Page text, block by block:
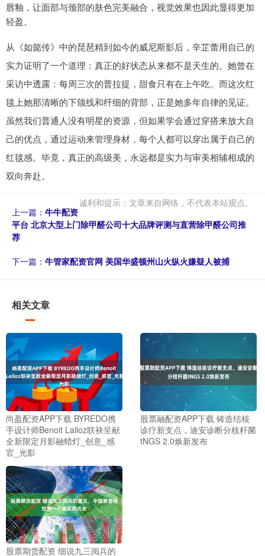
唇釉，让面部与颈部的肤色完美融合，视觉效果也因此显得更加
轻盈。
从《如懿传》中的琵琶精到如今的威尼斯影后，辛芷蕾用自己的
实力证明了一个道理：真正的好状态从来都不是天生的。她曾在
采访中透露：每周三次的普拉提，甜食只有在上午吃。而这次红
毯上她那清晰的下颌线和纤细的背部，正是她多年自律的见证。
虽然我们普通人没有明星的资源，但如果学会通过穿搭来放大自
己的优点，通过运动来管理身材，每个人都可以穿出属于自己的
红毯感。毕竟，真正的高级美，永远都是实力与审美相辅相成的
双向奔赴。
诚利和提示：文章来自网络，不代表本站观点。
上一篇： 牛牛配资
平台 北京大型上门除甲醛公司十大品牌评测与直营除甲醛公司推
荐
下一篇： 牛管家配资官网 美国华盛顿州山火纵火嫌疑人被捕
相关文章
尚盈配资APP下载 BYREDO携
手设计师Benoit Lalloz联袂呈献
全新限定月影融蜡灯_创意_感
官_光影
股票融配资APP下载 铸造结核
诊疗新支点，迪安诊断分枝杆菌
tNGS 2.0焕新发布
股票期货配资 细说九三阅兵的